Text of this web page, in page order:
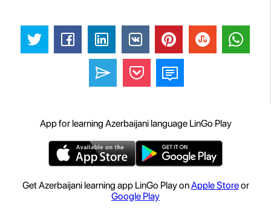
App for learning Azerbaijani language LinGo Play
Get Azerbaijani learning app LinGo Play onApple Storeor
Google Play